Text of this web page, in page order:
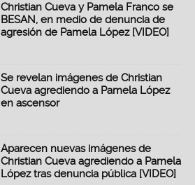
Christian Cueva y Pamela Franco se
BESAN, en medio de denuncia de
agresión de Pamela López [VIDEO]
Se revelan imágenes de Christian
Cueva agrediendo a Pamela López
en ascensor
Aparecen nuevas imágenes de
Christian Cueva agrediendo a Pamela
López tras denuncia pública [VIDEO]